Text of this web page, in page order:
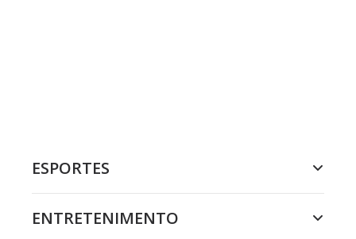
ESPORTES
ENTRETENIMENTO